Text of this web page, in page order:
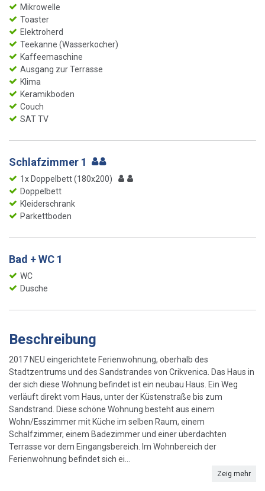
Mikrowelle
Toaster
Elektroherd
Teekanne (Wasserkocher)
Kaffeemaschine
Ausgang zur Terrasse
Klima
Keramikboden
Couch
SAT TV
Schlafzimmer 1
1x Doppelbett (180x200)
Doppelbett
Kleiderschrank
Parkettboden
Bad + WC 1
WC
Dusche
Beschreibung
2017 NEU eingerichtete Ferienwohnung, oberhalb des
Stadtzentrums und des Sandstrandes von Crikvenica. Das Haus in
der sich diese Wohnung befindet ist ein neubau Haus. Ein Weg
verläuft direkt vom Haus, unter der Küstenstraße bis zum
Sandstrand. Diese schöne Wohnung besteht aus einem
Wohn/Esszimmer mit Küche im selben Raum, einem
Schalfzimmer, einem Badezimmer und einer überdachten
Terrasse vor dem Eingangsbereich. Im Wohnbereich der
Ferienwohnung befindet sich ei...
Zeig mehr